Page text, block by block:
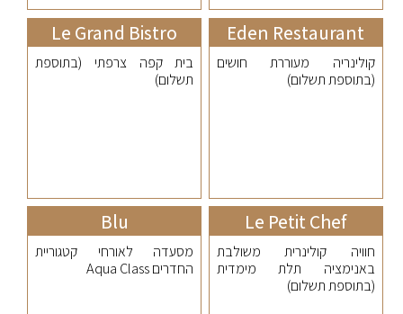
Eden Restaurant
קולינריה מעוררת חושים
(בתוספת תשלום)
Le Grand Bistro
בית קפה צרפתי (בתוספת
תשלום)
Le Petit Chef
חוויה קולינרית משולבת
באנימציה תלת מימדית
(בתוספת תשלום)
Blu
מסעדה לאורחי קטגוריית
החדרים Aqua Class